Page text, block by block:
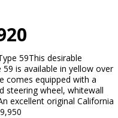
59This desirable
is available in yellow over
comes equipped with a
steering wheel, whitewall
excellent original California